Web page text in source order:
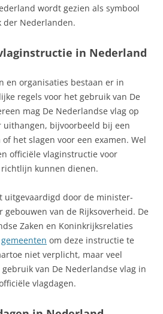
wordt gezien als symbool
der Nederlanden.
in Nederland
en organisaties bestaan er in
regels voor het gebruik van De
mag De Nederlandse vlag op
uithangen, bijvoorbeeld bij een
het slagen voor een examen. Wel
officiële vlaginstructie voor
kunnen dienen.
uitgevaardigd door de minister-
van de Rijksoverheid. De
Zaken en Koninkrijksrelaties
gemeenten om deze instructie te
niet verplicht, maar veel
van De Nederlandse vlag in
vlagdagen.